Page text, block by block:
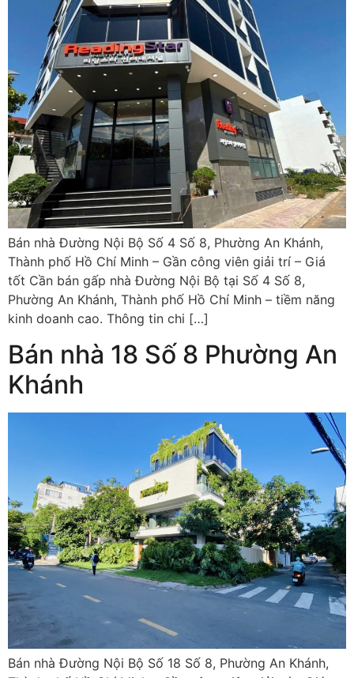
Bán nhà Đường Nội Bộ Số 4 Số 8, Phường An Khánh,
Thành phố Hồ Chí Minh – Gần công viên giải trí – Giá
tốt Cần bán gấp nhà Đường Nội Bộ tại Số 4 Số 8,
Phường An Khánh, Thành phố Hồ Chí Minh – tiềm năng
kinh doanh cao. Thông tin chi […]
Bán nhà 18 Số 8 Phường An
Khánh
Bán nhà Đường Nội Bộ Số 18 Số 8, Phường An Khánh,